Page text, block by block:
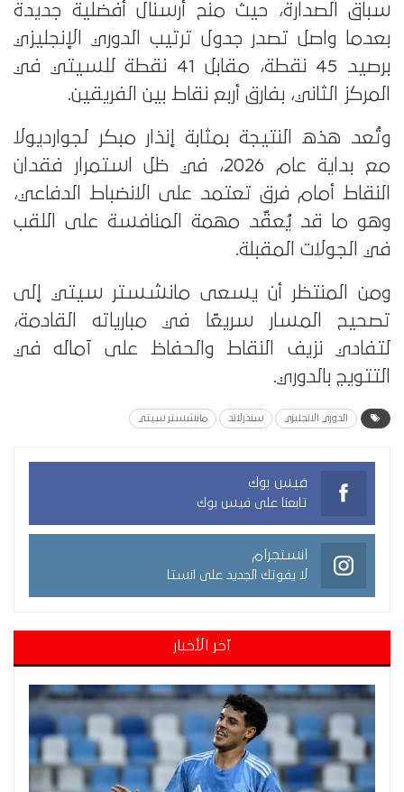
سباق الصدارة، حيث منح أرسنال أفضلية جديدة
بعدما واصل تصدر جدول ترتيب الدوري الإنجليزي
برصيد 45 نقطة، مقابل 41 نقطة للسيتي في
المركز الثاني، بفارق أربع نقاط بين الفريقين.
وتُعد هذه النتيجة بمثابة إنذار مبكر لجوارديولا
مع بداية عام 2026، في ظل استمرار فقدان
النقاط أمام فرق تعتمد على الانضباط الدفاعي،
وهو ما قد يُعقّد مهمة المنافسة على اللقب
في الجولات المقبلة.
ومن المنتظر أن يسعى مانشستر سيتي إلى
تصحيح المسار سريعًا في مبارياته القادمة،
لتفادي نزيف النقاط والحفاظ على آماله في
التتويج بالدوري.
الدوري الانجليزي سندرلاند مانشستر سيتي
فيس بوك
تابعنا على فيس بوك
انستجرام
لا يفوتك الجديد على انستا
آخر الأخبار